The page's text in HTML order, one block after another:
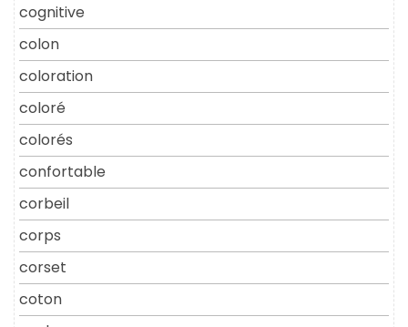
cognitive
colon
coloration
coloré
colorés
confortable
corbeil
corps
corset
coton